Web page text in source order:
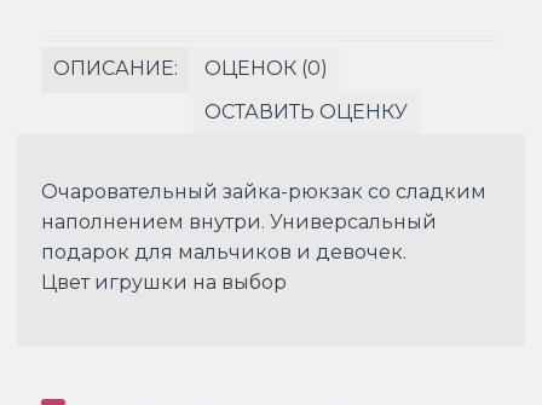
ОПИСАНИЕ:
ОЦЕНОК (0)
ОСТАВИТЬ ОЦЕНКУ
Очаровательный зайка-рюкзак со сладким
наполнением внутри. Универсальный
подарок для мальчиков и девочек.
Цвет игрушки на выбор